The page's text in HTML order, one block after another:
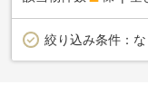
絞り込み条件：